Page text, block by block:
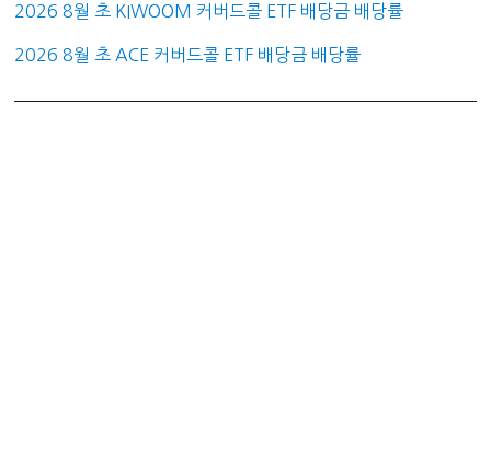
2026 8월 초 KIWOOM 커버드콜 ETF 배당금 배당률
2026 8월 초 ACE 커버드콜 ETF 배당금 배당률